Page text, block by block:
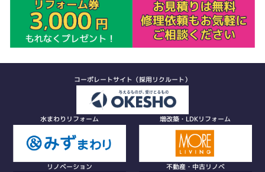
コーポレートサイト（採用リクルート）
水まわりリフォーム 増改築・LDKリフォーム
リノベーション 不動産・中古リノベ